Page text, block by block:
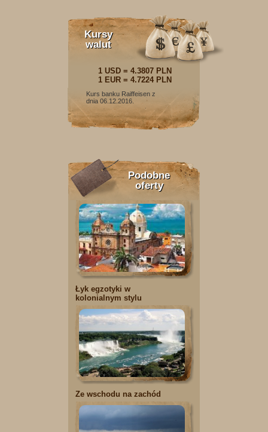
Kursy
walut
1 USD = 4.3807 PLN
1 EUR = 4.7224 PLN
Kurs banku Raiffeisen z
dnia 06.12.2016.
Podobne
oferty
Łyk egzotyki w
kolonialnym stylu
Ze wschodu na zachód